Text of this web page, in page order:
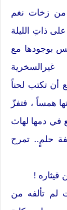
زخات نغم
ذاتِ الليلة
بوجودها مع
أن تكتب لحناً
همساً ، فتفزّ
في دمها لهاث
حلمٍ.. تمرح
!
لم تألفه من